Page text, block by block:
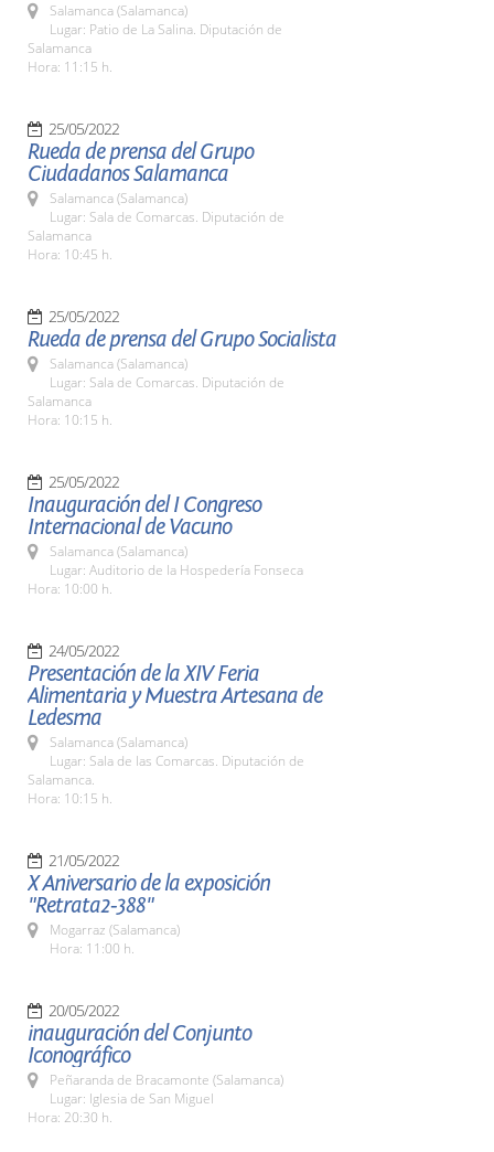
Salamanca (Salamanca)
Lugar: Patio de La Salina. Diputación de
Salamanca
Hora: 11:15 h.
25/05/2022
Rueda de prensa del Grupo
Ciudadanos Salamanca
Salamanca (Salamanca)
Lugar: Sala de Comarcas. Diputación de
Salamanca
Hora: 10:45 h.
25/05/2022
Rueda de prensa del Grupo Socialista
Salamanca (Salamanca)
Lugar: Sala de Comarcas. Diputación de
Salamanca
Hora: 10:15 h.
25/05/2022
Inauguración del I Congreso
Internacional de Vacuno
Salamanca (Salamanca)
Lugar: Auditorio de la Hospedería Fonseca
Hora: 10:00 h.
24/05/2022
Presentación de la XIV Feria
Alimentaria y Muestra Artesana de
Ledesma
Salamanca (Salamanca)
Lugar: Sala de las Comarcas. Diputación de
Salamanca.
Hora: 10:15 h.
21/05/2022
X Aniversario de la exposición
"Retrata2-388"
Mogarraz (Salamanca)
Hora: 11:00 h.
20/05/2022
inauguración del Conjunto
Iconográfico
Peñaranda de Bracamonte (Salamanca)
Lugar: Iglesia de San Miguel
Hora: 20:30 h.